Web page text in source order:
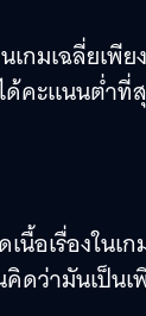
กมเฉลี่ยเพียง
ด้คะแนนต่ำที่
อเรื่องในเก
ดว่ามันเป็นเ